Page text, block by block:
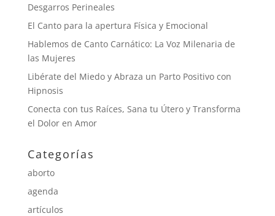
Desgarros Perineales
El Canto para la apertura Física y Emocional
Hablemos de Canto Carnático: La Voz Milenaria de
las Mujeres
Libérate del Miedo y Abraza un Parto Positivo con
Hipnosis
Conecta con tus Raíces, Sana tu Útero y Transforma
el Dolor en Amor
Categorías
aborto
agenda
artículos